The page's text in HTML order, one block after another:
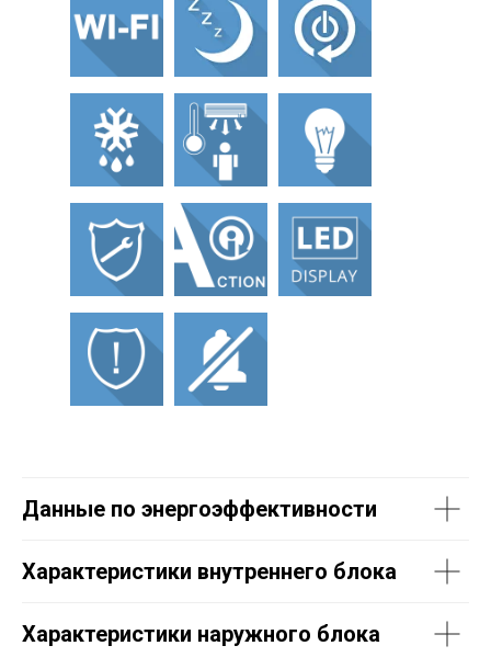
Данные по энергоэффективности
Характеристики внутреннего блока
Характеристики наружного блока